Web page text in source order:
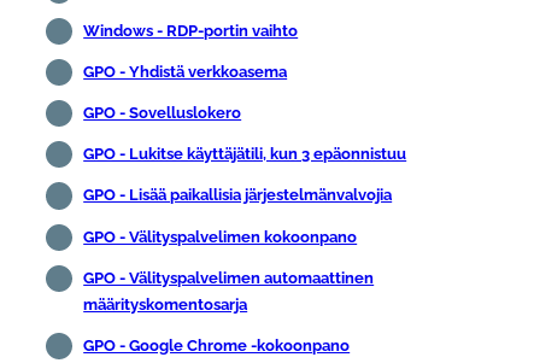
Windows - RDP-portin vaihto
GPO - Yhdistä verkkoasema
GPO - Sovelluslokero
GPO - Lukitse käyttäjätili, kun 3 epäonnistuu
GPO - Lisää paikallisia järjestelmänvalvojia
GPO - Välityspalvelimen kokoonpano
GPO - Välityspalvelimen automaattinen
määrityskomentosarja
GPO - Google Chrome -kokoonpano